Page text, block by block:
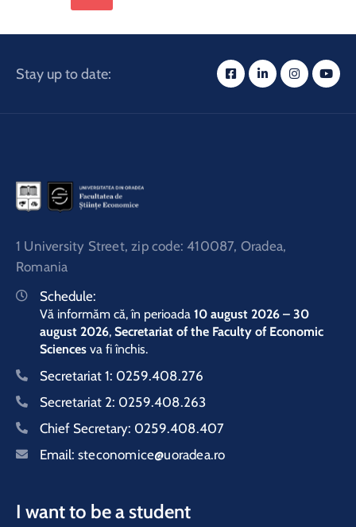
Stay up to date:
1 University Street, zip code: 410087, Oradea,
Romania
Schedule:
Vă informăm că, în perioada 10 august 2026 – 30
august 2026, Secretariat of the Faculty of Economic
Sciences va fi închis.
Secretariat 1: 0259.408.276
Secretariat 2: 0259.408.263
Chief Secretary: 0259.408.407
Email: steconomice@uoradea.ro
I want to be a student